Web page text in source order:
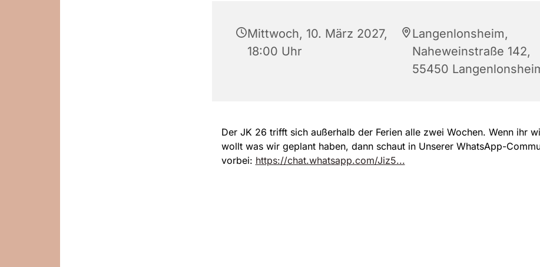
Mittwoch, 10. März 2027,
18:00 Uhr
Langenlonsheim,
Naheweinstraße 142,
55450
Der JK 26 trifft sich außerhalb der Ferien alle zwei Wochen. Wenn ihr
wollt was wir geplant haben, dann schaut in Unserer WhatsApp-
vorbei: https://chat.whatsapp.com/Jiz5...